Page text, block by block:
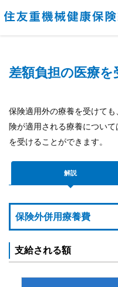
の
し
く
み
保
給
付
保
差額負担の医療を
保険適用外の療養を受けて
険が適用される療養につい
を受けることができます。
解説
保険外併用療養費
支給される額